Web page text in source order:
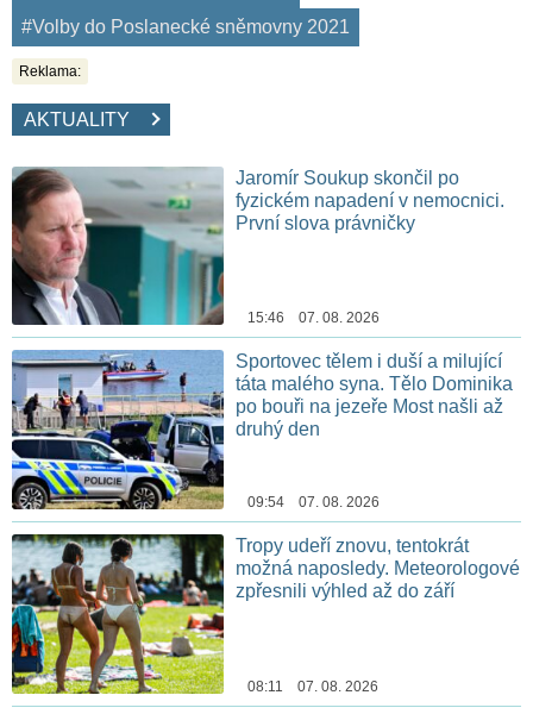
#Volby do Poslanecké sněmovny 2021
Reklama:
AKTUALITY
Jaromír Soukup skončil po
fyzickém napadení v nemocnici.
První slova právničky
15:46 07. 08. 2026
Sportovec tělem i duší a milující
táta malého syna. Tělo Dominika
po bouři na jezeře Most našli až
druhý den
09:54 07. 08. 2026
Tropy udeří znovu, tentokrát
možná naposledy. Meteorologové
zpřesnili výhled až do září
08:11 07. 08. 2026